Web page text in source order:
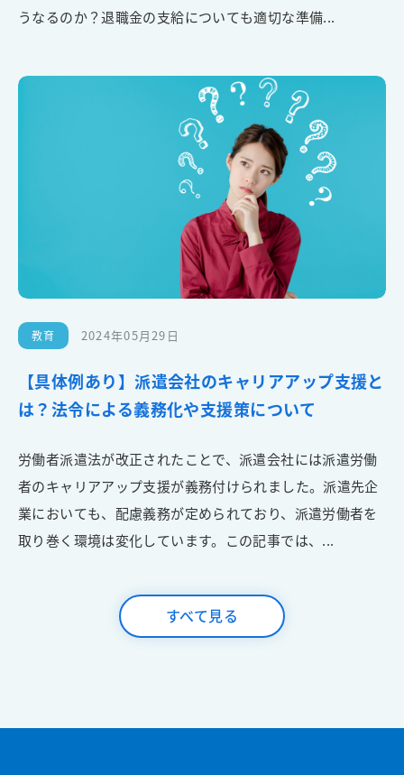
うなるのか？退職金の支給についても適切な準備...
教育 2024年05月29日
【具体例あり】派遣会社のキャリアアップ支援と
は？法令による義務化や支援策について
労働者派遣法が改正されたことで、派遣会社には派遣労働
者のキャリアアップ支援が義務付けられました。派遣先企
業においても、配慮義務が定められており、派遣労働者を
取り巻く環境は変化しています。この記事では、...
すべて見る